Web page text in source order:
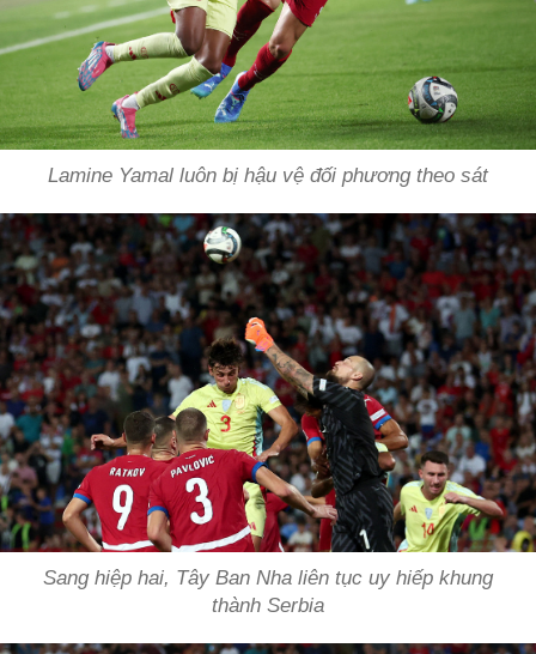
Lamine Yamal luôn bị hậu vệ đối phương theo sát
Sang hiệp hai, Tây Ban Nha liên tục uy hiếp khung
thành Serbia